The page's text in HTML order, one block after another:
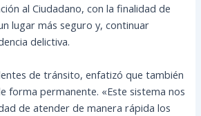
al Ciudadano, con la finalidad de
lugar más seguro y, continuar
delictiva.
de tránsito, enfatizó que también
forma permanente. «Este sistema nos
de atender de manera rápida los